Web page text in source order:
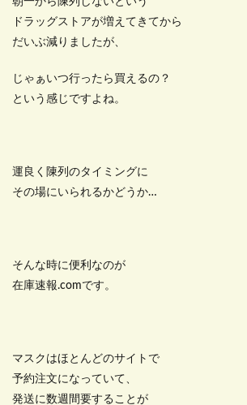
ドラッグストアが増えてきてから
だいぶ減りましたが、
じゃぁいつ行ったら買えるの？
という感じですよね。
運良く陳列のタイミングに
その場にいられるかどうか…
そんな時に便利なのが
在庫速報.comです。
マスクはほとんどのサイトで
予約注文になっていて、
発送に数週間要することが